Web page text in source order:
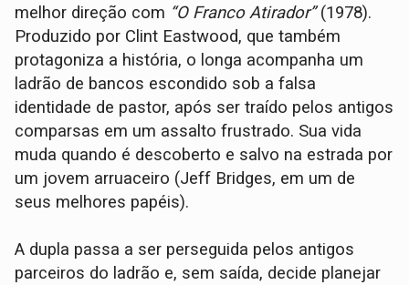
melhor direção com “O Franco Atirador”(1978).
Produzido por Clint Eastwood, que também
protagoniza a história, o longa acompanha um
ladrão de bancos escondido sob a falsa
identidade de pastor, após ser traído pelos antigos
comparsas em um assalto frustrado. Sua vida
muda quando é descoberto e salvo na estrada por
um jovem arruaceiro (Jeff Bridges, em um de
seus melhores papéis).
A dupla passa a ser perseguida pelos antigos
parceiros do ladrão e, sem saída, decide planejar